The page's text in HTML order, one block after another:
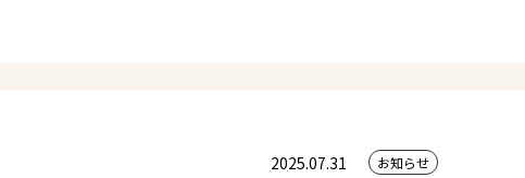
ってご来場ください。
2025.07.31 お知らせ